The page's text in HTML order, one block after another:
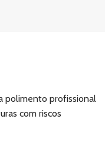
polimento profissional
com riscos